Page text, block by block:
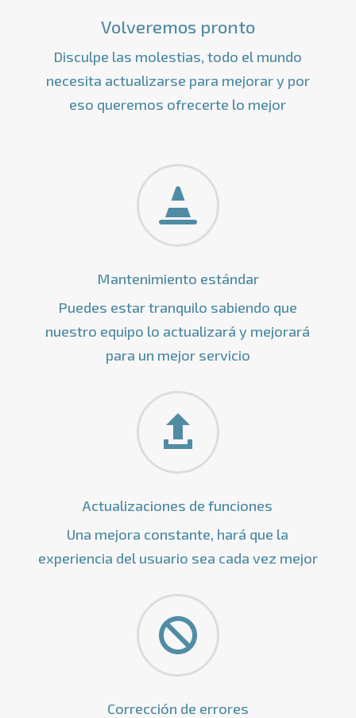
Volveremos pronto
Disculpe las molestias, todo el mundo
necesita actualizarse para mejorar y por
eso queremos ofrecerte lo mejor

Mantenimiento estándar
Puedes estar tranquilo sabiendo que
nuestro equipo lo actualizará y mejorará
para un mejor servicio

Actualizaciones de funciones
Una mejora constante, hará que la
experiencia del usuario sea cada vez mejor

Corrección de errores